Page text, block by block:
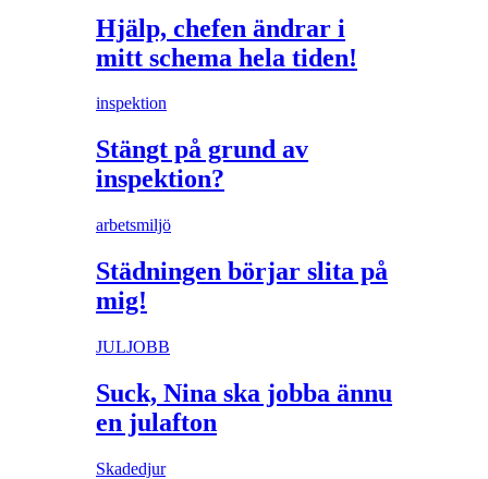
Hjälp, chefen ändrar i
mitt schema hela tiden!
inspektion
Stängt på grund av
inspektion?
arbetsmiljö
Städningen börjar slita på
mig!
JULJOBB
Suck, Nina ska jobba ännu
en julafton
Skadedjur